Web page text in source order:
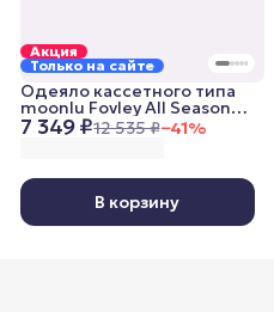
Акция
Только на сайте
7 349 ₽12 535 ₽−41%
Одеяло кассетного типа
moonlu Fovley All Seasons,
200x220 см, всесезонное
В корзину